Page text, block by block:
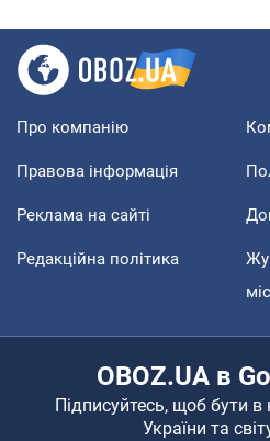
Про компанію
Правова інформація
Реклама на сайті
Редакційна політика
OBOZ.UA в
Підписуйтесь, щоб бути в
України та